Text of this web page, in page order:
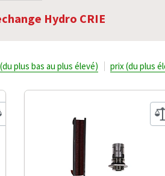
Hydro CRIE
plus bas au plus élevé) prix (du plus